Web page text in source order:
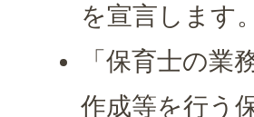
を宣言します
「保育士の業
作成等を行う